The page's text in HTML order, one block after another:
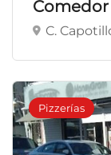
C.
Pizzerías